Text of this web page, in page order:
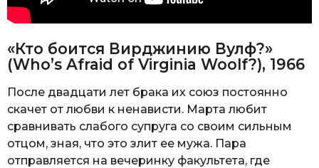
«Кто боится Вирджинию Вулф?»
(Whoʼs Afraid of Virginia Woolf?), 1966
После двадцати лет брака их союз постоянно
скачет от любви к ненависти. Марта любит
сравнивать слабого супруга со своим сильным
отцом, зная, что это злит ее мужа. Пара
отправляется на вечеринку факультета, где